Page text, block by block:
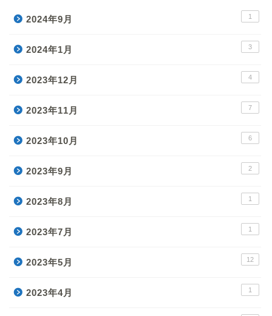
2024年9月 1
2024年1月 3
2023年12月 4
2023年11月 7
2023年10月 6
2023年9月 2
2023年8月 1
2023年7月 1
2023年5月 12
2023年4月 1